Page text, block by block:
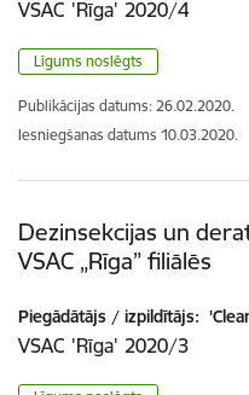
VSAC 'Rīga' 2020/4
Līgums noslēgts
Publikācijas datums: 26.02.2020.
Iesniegšanas datums 10.03.2020.
Dezinsekcijas un
VSAC „Rīga” filiālēs
Piegādātājs / izpildītājs:
VSAC 'Rīga' 2020/3